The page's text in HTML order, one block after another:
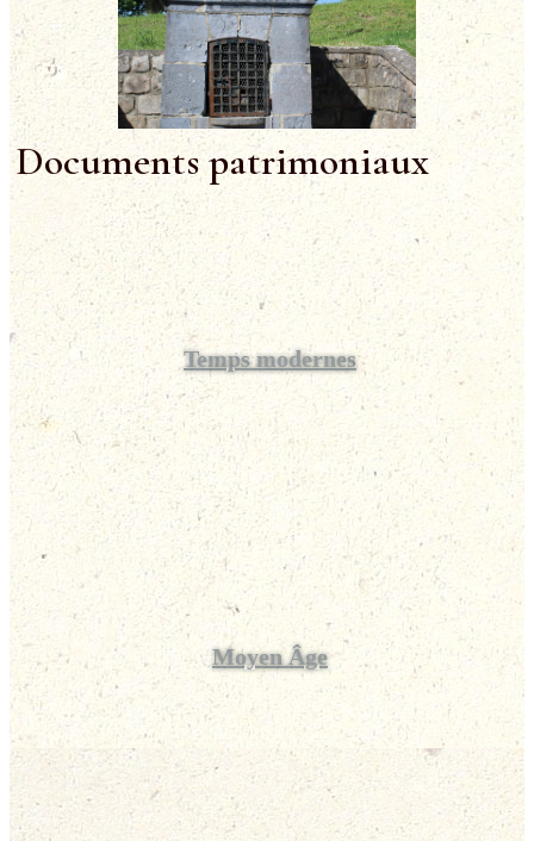
Documents patrimoniaux
Temps modernes
Moyen Âge